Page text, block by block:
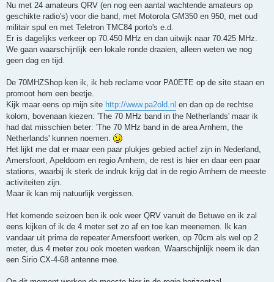
e
n
e
r
c
h
Nu met 24 amateurs QRV (en nog een aantal wachtende amateurs op
geschikte radio's) voor die band, met Motorola GM350 en 950, met oud
militair spul en met Teletron TMC84 porto's e.d.
Er is dagelijks verkeer op 70.450 MHz en dan uitwijk naar 70.425 MHz.
We gaan waarschijnlijk een lokale ronde draaien, alleen weten we nog
geen dag en tijd.
De 70MHZShop ken ik, ik heb reclame voor PA0ETE op de site staan en
promoot hem een beetje.
Kijk maar eens op mijn site http://www.pa2old.nl en dan op de rechtse
kolom, bovenaan kiezen: 'The 70 MHz band in the Netherlands' maar ik
had dat misschien beter: 'The 70 MHz band in de area Arnhem, the
Netherlands' kunnen noemen.
Het lijkt me dat er maar een paar plukjes gebied actief zijn in Nederland,
Amersfoort, Apeldoorn en regio Arnhem, de rest is hier en daar een paar
stations, waarbij ik sterk de indruk krijg dat in de regio Arnhem de meeste
activiteiten zijn.
Maar ik kan mij natuurlijk vergissen.
Het komende seizoen ben ik ook weer QRV vanuit de Betuwe en ik zal
eens kijken of ik de 4 meter set zo af en toe kan meenemen. Ik kan
vandaar uit prima de repeater Amersfoort werken, op 70cm als wel op 2
meter, dus 4 meter zou ook moeten werken. Waarschijnlijk neem ik dan
een Sirio CX-4-68 antenne mee.